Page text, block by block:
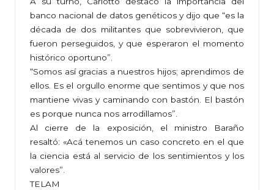
banco nacional de datos genéticos y dijo que “es la
década de dos militantes que sobrevivieron, que
fueron perseguidos, y que esperaron el momento
histórico oportuno”.
“Somos así gracias a nuestros hijos; aprendimos de
ellos. Es el orgullo enorme que sentimos y que nos
mantiene vivas y caminando con bastón. El bastón
es porque nunca nos arrodillamos”.
Al cierre de la exposición, el ministro Baraño
resaltó: «Acá tenemos un caso concreto en el que
la ciencia está al servicio de los sentimientos y los
valores”.
TELAM